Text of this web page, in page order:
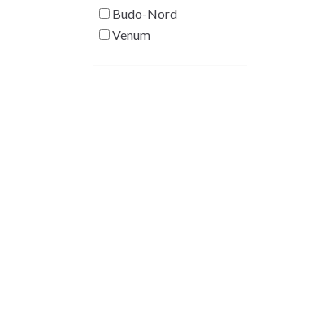
Budo-Nord
Venum